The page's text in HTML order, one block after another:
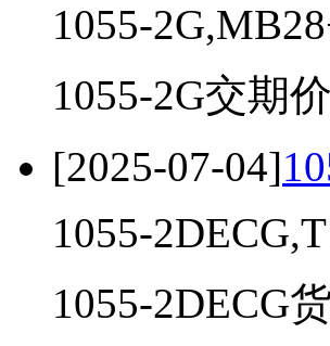
1055-
1055-2G交期
[2025-07-04]
1055-
1055-2DECG